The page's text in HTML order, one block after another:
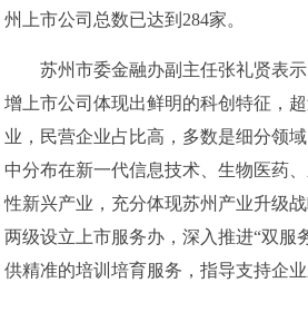
州上市公司总数已达到284家。
苏州市委金融办副主任张礼贤表示
增上市公司体现出鲜明的科创特征，
业，民营企业占比高，多数是细分领
中分布在新一代信息技术、生物医药
性新兴产业，充分体现苏州产业升级
两级设立上市服务办，深入推进“双服
供精准的培训培育服务，指导支持企业